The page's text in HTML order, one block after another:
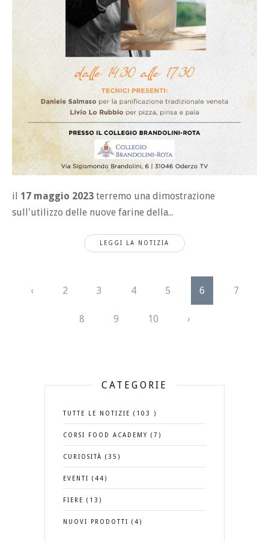
il 17 maggio 2023 terremo una dimostrazione
sull'utilizzo delle nuove farine della...
LEGGI LA NOTIZIA
‹ 2 3 4 5 6 7
8 9 10 ›
CATEGORIE
TUTTE LE NOTIZIE (103 )
CORSI FOOD ACADEMY (7)
CURIOSITÀ (35)
EVENTI (44)
FIERE (13)
NUOVI PRODOTTI (4)